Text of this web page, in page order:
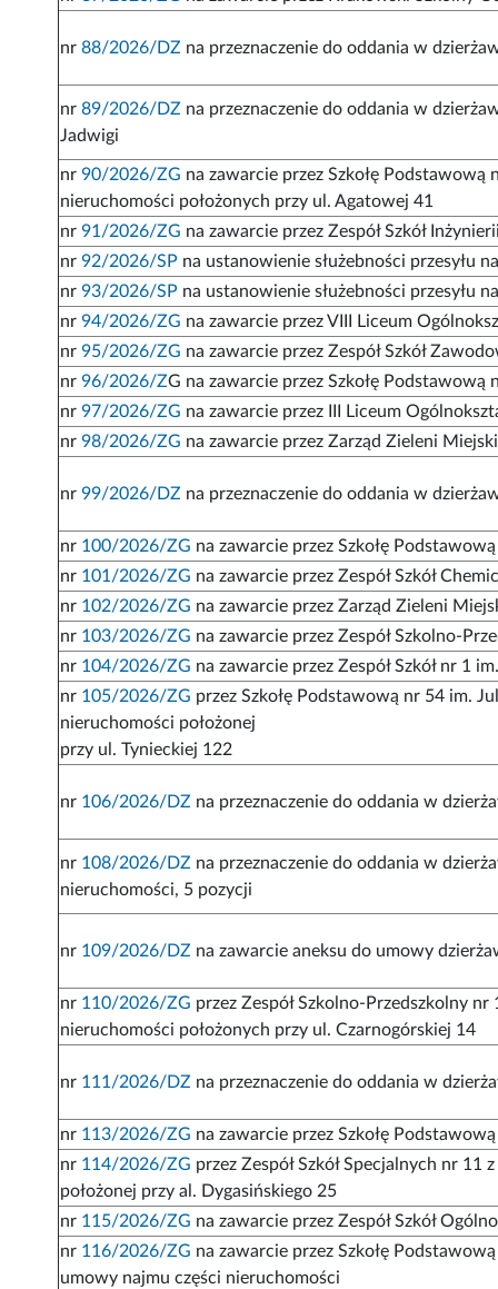
nr88/2026/DZ na przeznaczenie do oddania w
nr89/2026/DZ na przeznaczenie do oddania w
Jadwigi
nr90/2026/ZG na zawarcie przez Szkołę
nieruchomości położonych przy ul. Agatowej 41
nr91/2026/ZG na zawarcie przez Zespół Szkół
nr92/2026/SP na ustanowienie służebności przesyłu
nr93/2026/SP na ustanowienie służebności przesyłu
nr94/2026/ZG na zawarcie przez VIII Liceum
nr95/2026/ZG na zawarcie przez Zespół Szkół
nr96/2026/ZG na zawarcie przez Szkołę
nr97/2026/ZG na zawarcie przez III Liceum
nr98/2026/ZG na zawarcie przez Zarząd Zieleni
nr99/2026/DZ na przeznaczenie do oddania w
nr 100/2026/ZG na zawarcie przez Szkołę
nr 101/2026/ZG na zawarcie przez Zespół Szkół
nr 102/2026/ZG na zawarcie przez Zarząd Zieleni
nr 103/2026/ZG na zawarcie przez Zespół Szkolno-
nr 104/2026/ZG na zawarcie przez Zespół Szkół nr 1
nr 105/2026/ZG przez Szkołę Podstawową nr 54 im.
nieruchomości położonej
przy ul. Tynieckiej 122
nr 106/2026/DZ na przeznaczenie do oddania w
nr 108/2026/DZ na przeznaczenie do oddania w
nieruchomości, 5 pozycji
nr 109/2026/DZ na zawarcie aneksu do umowy
nr 110/2026/ZG przez Zespół Szkolno-Przedszkolny
nieruchomości położonych przy ul. Czarnogórskiej 14
nr 111/2026/DZ na przeznaczenie do oddania w
nr 113/2026/ZG na zawarcie przez Szkołę
nr 114/2026/ZG przez Zespół Szkół Specjalnych nr
położonej przy al. Dygasińskiego 25
nr 115/2026/ZG na zawarcie przez Zespół Szkół
nr 116/2026/ZG na zawarcie przez Szkołę
umowy najmu części nieruchomości